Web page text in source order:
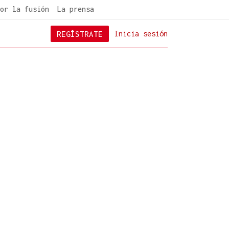
la fusión La prensa
Inicia sesión
REGÍSTRATE